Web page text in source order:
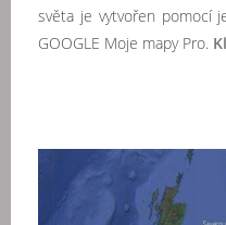
světa je vytvořen pomocí
GOOGLE Moje mapy Pro.